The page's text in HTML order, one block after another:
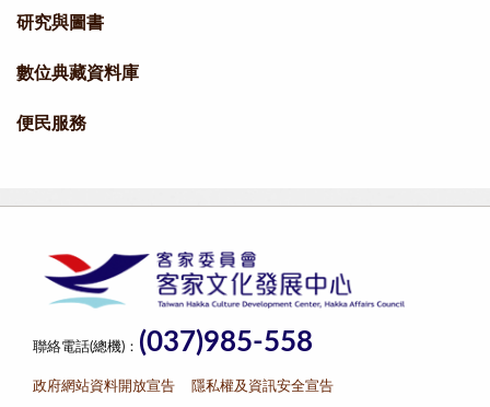
研究與圖書
數位典藏資料庫
便民服務
聯絡電話(總機)： (037)985-558
政府網站資料開放宣告 隱私權及資訊安全宣告